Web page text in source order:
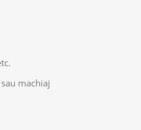
machiaj